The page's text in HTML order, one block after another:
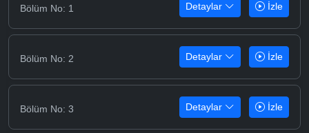
Bölüm No: 1 Detaylar İzle
Bölüm No: 2 Detaylar İzle
Bölüm No: 3 Detaylar İzle